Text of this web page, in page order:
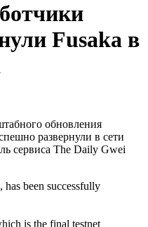
Fusaka в
обновления
развернули в сети
сервиса The Daily Gwei
has been successfully
is the final testnet